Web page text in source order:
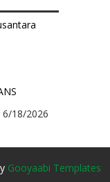
6/18/2026
Gooyaabi Templates